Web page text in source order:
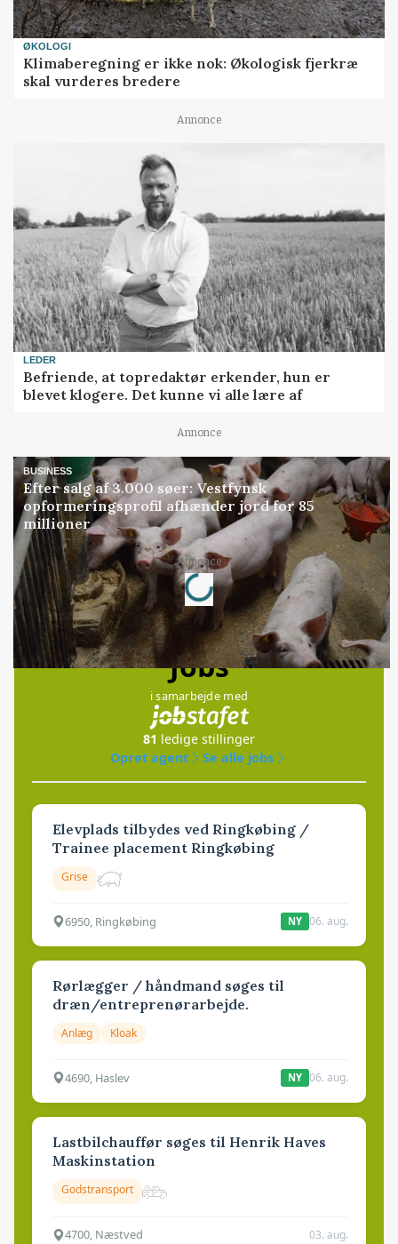
ØKOLOGI
Klimaberegning er ikke nok: Økologisk fjerkræ
skal vurderes bredere
Annonce
LEDER
Befriende, at topredaktør erkender, hun er
blevet klogere. Det kunne vi alle lære af
Annonce
BUSINESS
Efter salg af 3.000 søer: Vestfynsk
opformeringsprofil afhænder jord for 85
millioner
Annonce
Loading...
Jobs
i samarbejde med
81 ledige stillinger
Opret agent
Se alle jobs
Elevplads tilbydes ved Ringkøbing /
Trainee placement Ringkøbing
Grise
6950, Ringkøbing NY 06. aug.
Rørlægger / håndmand søges til
dræn/entreprenørarbejde.
Anlæg Kloak
4690, Haslev NY 06. aug.
Lastbilchauffør søges til Henrik Haves
Maskinstation
Godstransport
4700, Næstved 03. aug.